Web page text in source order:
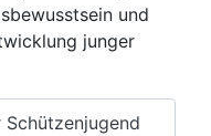
und
junger